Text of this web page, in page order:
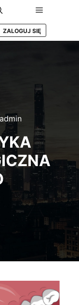
Główne
ZALOGUJ SIĘ
admin